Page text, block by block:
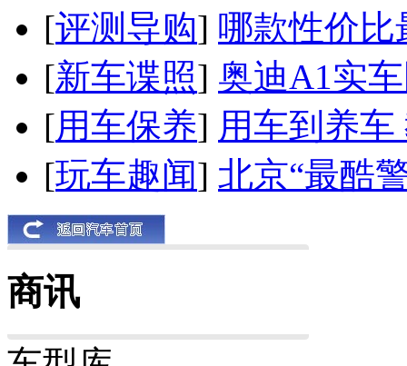
[评测导购] 哪款性价比
[新车谍照] 奥迪A1实
[用车保养] 用车到养
[玩车趣闻] 北京“最酷
商讯